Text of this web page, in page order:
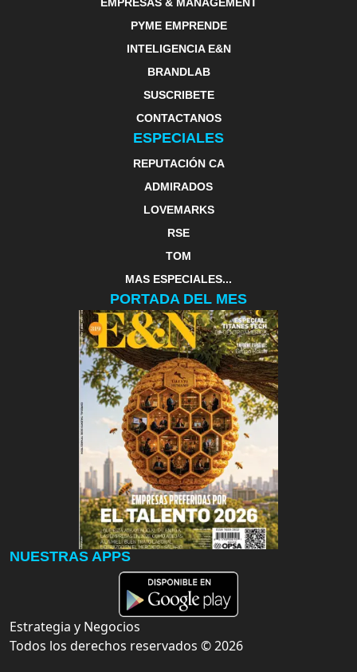
PYME EMPRENDE
INTELIGENCIA E&N
BRANDLAB
SUSCRIBETE
CONTACTANOS
ESPECIALES
REPUTACIÓN CA
ADMIRADOS
LOVEMARKS
RSE
TOM
MAS ESPECIALES...
PORTADA DEL MES
NUESTRAS APPS
Estrategia y Negocios
Todos los derechos reservados ©2026